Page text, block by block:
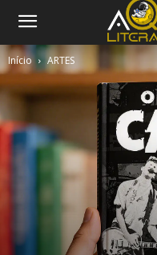
Início ARTES